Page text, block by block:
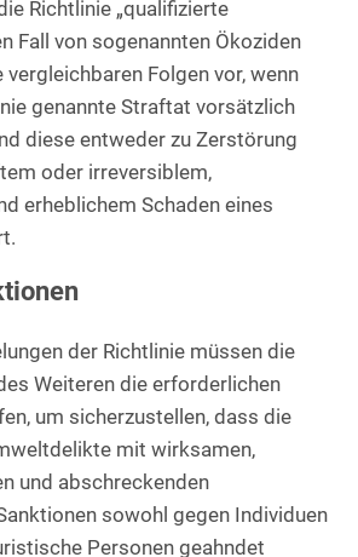
Richtlinie „qualifizierte
Fall von sogenannten Ökoziden
vergleichbaren Folgen vor, wenn
genannte Straftat vorsätzlich
diese entweder zu Zerstörung
oder irreversiblem,
erheblichem Schaden eines
der Richtlinie müssen die
Weiteren die erforderlichen
um sicherzustellen, dass die
mit wirksamen,
und abschreckenden
sowohl gegen Individuen
Personen geahndet